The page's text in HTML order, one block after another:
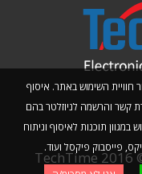
חוויית השימוש באתר. איסוף
קשר והרשמה לניוזלטר בהם
תוכנות לאיסוף וניתוח
פייסבוק פיקסל ועוד.
TechTime 2016